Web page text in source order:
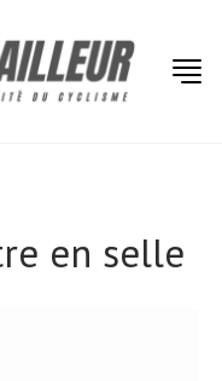
en selle